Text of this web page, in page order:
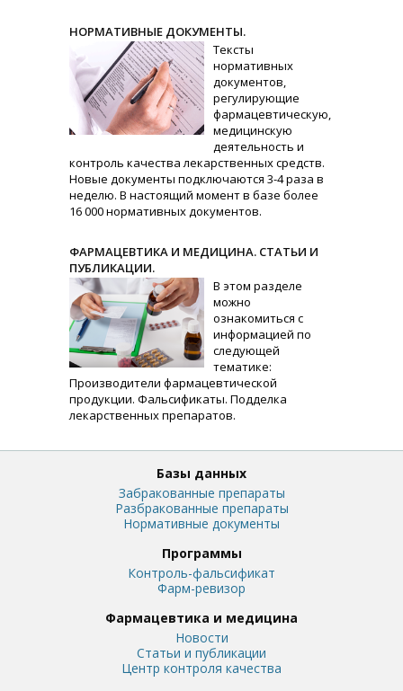
НОРМАТИВНЫЕ ДОКУМЕНТЫ.
Тексты
нормативных
документов,
регулирующие
фармацевтическую,
медицинскую
деятельность и
контроль качества лекарственных средств.
Новые документы подключаются 3-4 раза в
неделю. В настоящий момент в базе более
16 000 нормативных документов.
ФАРМАЦЕВТИКА И МЕДИЦИНА. СТАТЬИ И
ПУБЛИКАЦИИ.
В этом разделе
можно
ознакомиться с
информацией по
следующей
тематике:
Производители фармацевтической
продукции. Фальсификаты. Подделка
лекарственных препаратов.
Базы данных
Забракованные препараты
Разбракованные препараты
Нормативные документы
Программы
Контроль-фальсификат
Фарм-ревизор
Фармацевтика и медицина
Новости
Статьи и публикации
Центр контроля качества